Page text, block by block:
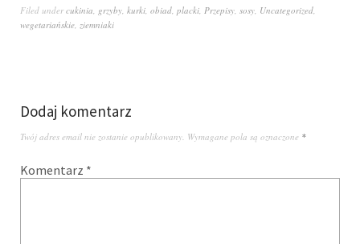
Filed undercukinia grzyby kurki obiad placki Przepisy sosy Uncategorized
wegetariańskie ziemniaki
Dodaj komentarz
Twój adres email nie zostanie opublikowany. Wymagane pola są oznaczone *
Komentarz *